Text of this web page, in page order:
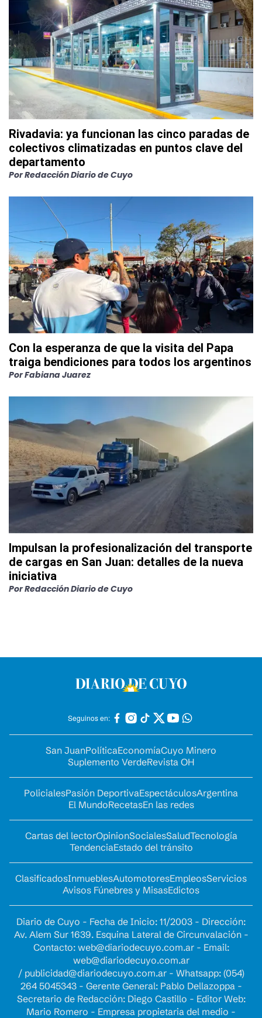
Rivadavia: ya funcionan las cinco paradas de
colectivos climatizadas en puntos clave del
departamento
PorRedacción Diario de Cuyo
Con la esperanza de que la visita del Papa
traiga bendiciones para todos los argentinos
PorFabiana Juarez
Impulsan la profesionalización del transporte
de cargas en San Juan: detalles de la nueva
iniciativa
PorRedacción Diario de Cuyo
Seguinos en:
San JuanPolíticaEconomíaCuyo Minero
Suplemento VerdeRevista OH
PolicialesPasión DeportivaEspectáculosArgentina
El MundoRecetasEn las redes
Cartas del lectorOpinionSocialesSaludTecnología
TendenciaEstado del tránsito
ClasificadosInmueblesAutomotoresEmpleosServicios
Avisos Fúnebres y MisasEdictos
Diario de Cuyo - Fecha de Inicio: 11/2003 - Dirección:
Av. Alem Sur 1639. Esquina Lateral de Circunvalación -
Contacto: web@diariodecuyo.com.ar- Email:
web@diariodecuyo.com.ar
/ publicidad@diariodecuyo.com.ar- Whatsapp: (054)
264 5045343 - Gerente General: Pablo Dellazoppa -
Secretario de Redacción: Diego Castillo - Editor Web:
Mario Romero - Empresa propietaria del medio -